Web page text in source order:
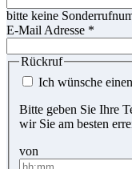
bitte keine
E-Mail Adresse *
Rückruf
Ich wünsche
Bitte geben Sie Ihre
wir Sie am besten
von